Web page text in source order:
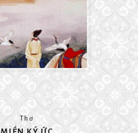
Thơ